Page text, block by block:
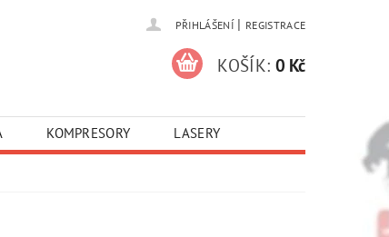
PŘIHLÁŠENÍ | REGISTRACE
KOŠÍK: 0 Kč
KOMPRESORY
LASERY